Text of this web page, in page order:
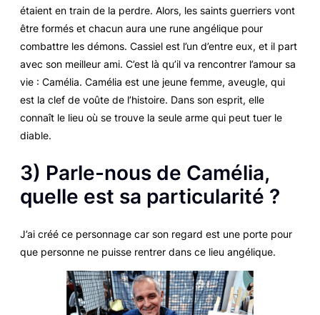
étaient en train de la perdre. Alors, les saints guerriers vont
être formés et chacun aura une rune angélique pour
combattre les démons. Cassiel est l’un d’entre eux, et il part
avec son meilleur ami. C’est là qu’il va rencontrer l’amour sa
vie : Camélia. Camélia est une jeune femme, aveugle, qui
est la clef de voûte de l’histoire. Dans son esprit, elle
connaît le lieu où se trouve la seule arme qui peut tuer le
diable.
3) Parle-nous de Camélia,
quelle est sa particularité ?
J’ai créé ce personnage car son regard est une porte pour
que personne ne puisse rentrer dans ce lieu angélique.